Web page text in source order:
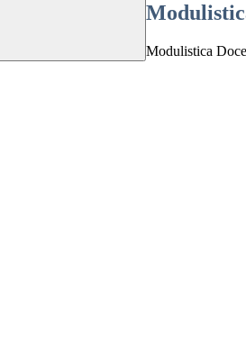
Modulistica